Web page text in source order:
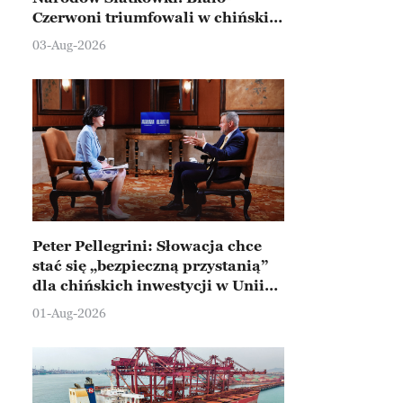
Czerwoni triumfowali w chińskim
Ningbo
03-Aug-2026
Peter Pellegrini: Słowacja chce
stać się „bezpieczną przystanią”
dla chińskich inwestycji w Unii
Europejskiej
01-Aug-2026